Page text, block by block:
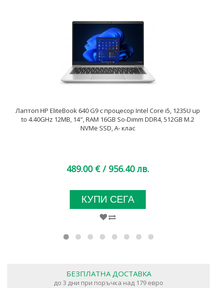
Лаптоп HP EliteBook 640 G9 с процесор Intel Core i5, 1235U up
to 4.40GHz 12MB, 14", RAM 16GB So-Dimm DDR4, 512GB M.2
NVMe SSD, A- клас
489.00 € / 956.40 лв.
КУПИ СЕГА
БЕЗПЛАТНА ДОСТАВКА
до 3 дни при поръчка над 179 евро